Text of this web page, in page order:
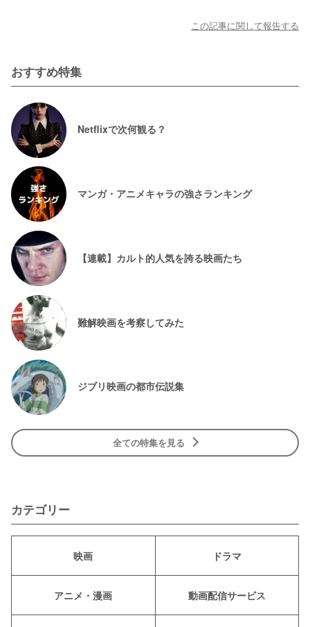
この記事に関して報告する
おすすめ特集
Netflixで次何観る？
マンガ・アニメキャラの強さランキング
【連載】カルト的人気を誇る映画たち
難解映画を考察してみた
ジブリ映画の都市伝説集
全ての特集を見る
カテゴリー
映画 ドラマ
アニメ・漫画 動画配信サービス